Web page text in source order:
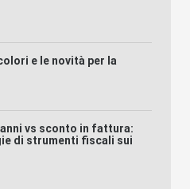
e le novità per la
vs sconto in fattura:
di strumenti fiscali sui